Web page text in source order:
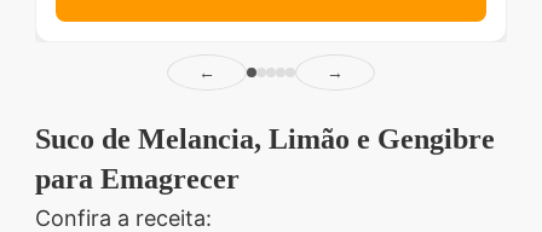
← →
Suco de Melancia, Limão e Gengibre
para Emagrecer
Confira a receita: